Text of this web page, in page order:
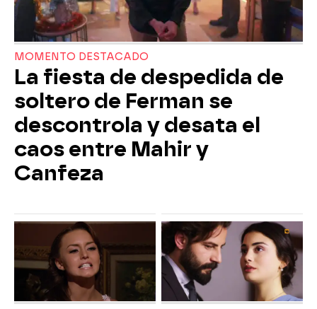
MOMENTO DESTACADO
La fiesta de despedida de
soltero de Ferman se
descontrola y desata el
caos entre Mahir y
Canfeza